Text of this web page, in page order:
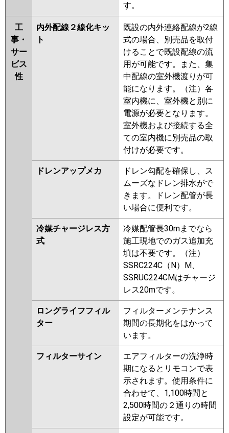
す。
工
事・
サー
ビス
性
内外配線２線化キッ
ト
既設の内外連絡配線が2線
式の場合、別売品を取付
けることで既設配線の流
用が可能です。また、集
中配線の室外機渡りが可
能になります。（注）各
室内機に、室外機と別に
電源が必要となります。
室外機および接続する全
ての室内機に別売品の取
付けが必要です。
ドレンアップメカ
ドレン勾配を確保し、ス
ムーズなドレン排水がで
きます。ドレン配管が長
い場合に便利です。
冷媒チャージレス方
式
冷媒配管長30mまでなら
施工現地でのガス追加充
填は不要です。（注）
SSRC224C（N）M、
SSRUC224CMはチャージ
レス20mです。
ロングライフフィル
ター
フィルターメンテナンス
期間の長期化をはかって
います。
フィルターサイン
エアフィルターの洗浄時
期になるとリモコンで表
示されます。使用条件に
合わせて、1,100時間と
2,500時間の２通りの時間
設定が可能です。